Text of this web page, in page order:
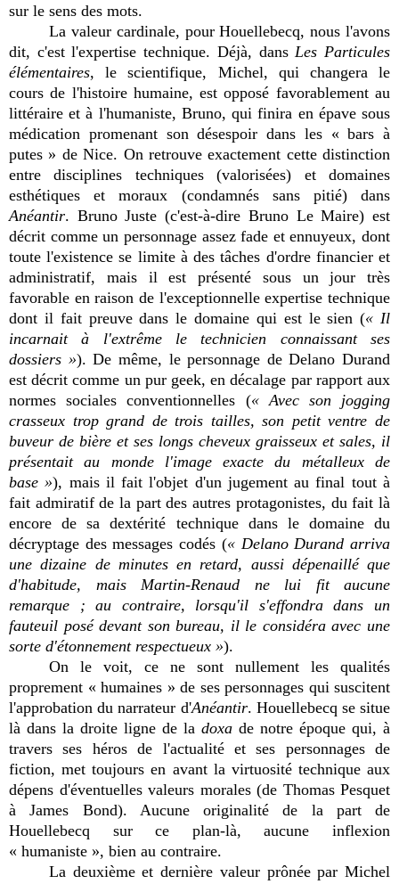
sur le sens des mots.
La valeur cardinale, pour Houellebecq, nous l'avons
dit, c'est l'expertise technique. Déjà, dans Les Particules
élémentaires, le scientifique, Michel, qui changera le
cours de l'histoire humaine, est opposé favorablement au
littéraire et à l'humaniste, Bruno, qui finira en épave sous
médication promenant son désespoir dans les « bars à
putes » de Nice. On retrouve exactement cette distinction
entre disciplines techniques (valorisées) et domaines
esthétiques et moraux (condamnés sans pitié) dans
Anéantir. Bruno Juste (c'est-à-dire Bruno Le Maire) est
décrit comme un personnage assez fade et ennuyeux, dont
toute l'existence se limite à des tâches d'ordre financier et
administratif, mais il est présenté sous un jour très
favorable en raison de l'exceptionnelle expertise technique
dont il fait preuve dans le domaine qui est le sien (« Il
incarnait à l'extrême le technicien connaissant ses
dossiers »). De même, le personnage de Delano Durand
est décrit comme un pur geek, en décalage par rapport aux
normes sociales conventionnelles (« Avec son jogging
crasseux trop grand de trois tailles, son petit ventre de
buveur de bière et ses longs cheveux graisseux et sales, il
présentait au monde l'image exacte du métalleux de
base »), mais il fait l'objet d'un jugement au final tout à
fait admiratif de la part des autres protagonistes, du fait là
encore de sa dextérité technique dans le domaine du
décryptage des messages codés (« Delano Durand arriva
une dizaine de minutes en retard, aussi dépenaillé que
d'habitude, mais Martin-Renaud ne lui fit aucune
remarque ; au contraire, lorsqu'il s'effondra dans un
fauteuil posé devant son bureau, il le considéra avec une
sorte d'étonnement respectueux »).
On le voit, ce ne sont nullement les qualités
proprement « humaines » de ses personnages qui suscitent
l'approbation du narrateur d'Anéantir. Houellebecq se situe
là dans la droite ligne de la doxa de notre époque qui, à
travers ses héros de l'actualité et ses personnages de
fiction, met toujours en avant la virtuosité technique aux
dépens d'éventuelles valeurs morales (de Thomas Pesquet
à James Bond). Aucune originalité de la part de
Houellebecq sur ce plan-là, aucune inflexion
« humaniste », bien au contraire.
La deuxième et dernière valeur prônée par Michel